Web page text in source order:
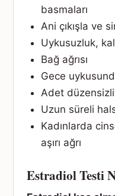
basmaları
Ani çıkışla ve
Uykusuzluk,
Bağ ağrısı
Gece
Adet
Uzun süreli
Kadınlarda
aşırı ağrı
Estradiol Testi